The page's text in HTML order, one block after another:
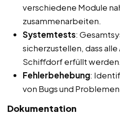
verschiedene Module
zusammenarbeiten.
Systemtests:
sicherzustellen, dass
Schiffdorf erfüllt werden.
Fehlerbehebung:
von Bugs und
Dokumentation